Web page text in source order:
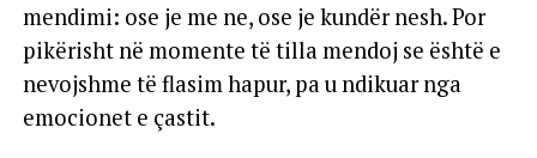
mendimi: ose je me ne, ose je kundër nesh. Por
pikërisht në momente të tilla mendoj se është e
nevojshme të flasim hapur, pa u ndikuar nga
emocionet e çastit.